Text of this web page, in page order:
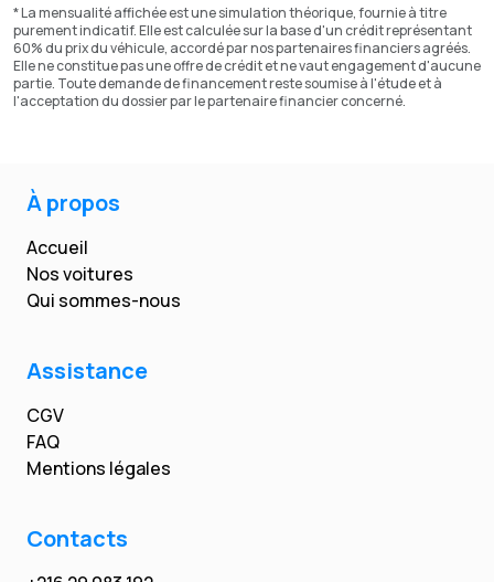
* La mensualité affichée est une simulation théorique, fournie à titre
purement indicatif. Elle est calculée sur la base d'un crédit représentant
60% du prix du véhicule, accordé par nos partenaires financiers agréés.
Elle ne constitue pas une offre de crédit et ne vaut engagement d'aucune
partie. Toute demande de financement reste soumise à l'étude et à
l'acceptation du dossier par le partenaire financier concerné.
À propos
Accueil
Nos voitures
Qui sommes-nous
Assistance
CGV
FAQ
Mentions légales
Contacts